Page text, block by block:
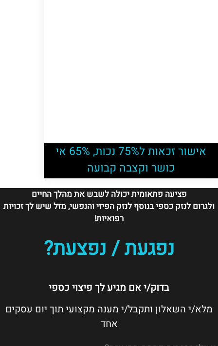
אישור זכאות ל75% נכות, 65% אי
כושר וקצבה קבועה
פציעה פתאומית יכולה לשבש את מהלך החיים
ולגרום לנזק כספי בנוסף לנזק הפיזי והנפשי, מזל שיש לך זכויות
רפואיות!
נפגעת / נפצעת?
בדוק/י אם מגיע לך פיצוי כספי
מלא/י השאלון ותקבל/י מענה מקצועי תוך יום עסקים
אחד